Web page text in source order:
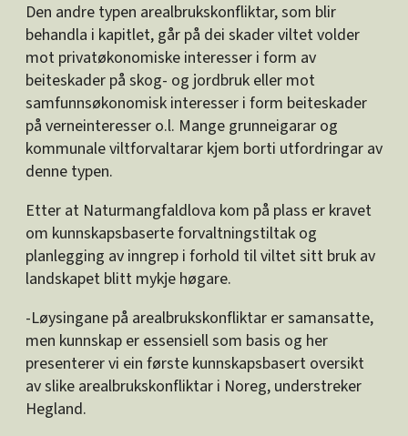
Den andre typen arealbrukskonfliktar, som blir
behandla i kapitlet, går på dei skader viltet volder
mot privatøkonomiske interesser i form av
beiteskader på skog- og jordbruk eller mot
samfunnsøkonomisk interesser i form beiteskader
på verneinteresser o.l. Mange grunneigarar og
kommunale viltforvaltarar kjem borti utfordringar av
denne typen.
Etter at Naturmangfaldlova kom på plass er kravet
om kunnskapsbaserte forvaltningstiltak og
planlegging av inngrep i forhold til viltet sitt bruk av
landskapet blitt mykje høgare.
-Løysingane på arealbrukskonfliktar er samansatte,
men kunnskap er essensiell som basis og her
presenterer vi ein første kunnskapsbasert oversikt
av slike arealbrukskonfliktar i Noreg, understreker
Hegland.